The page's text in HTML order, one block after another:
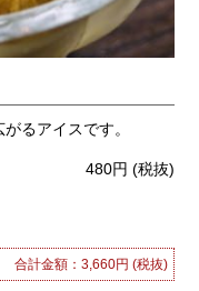
るアイスです。
480円 (税抜)
合計金額：3,660円 (税抜)